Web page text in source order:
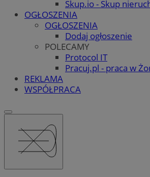
Skup.io - Skup
OGŁOSZENIA
OGŁOSZENIA
Dodaj ogłoszenie
POLECAMY
Protocol IT
Pracuj.pl - praca w
REKLAMA
WSPÓŁPRACA